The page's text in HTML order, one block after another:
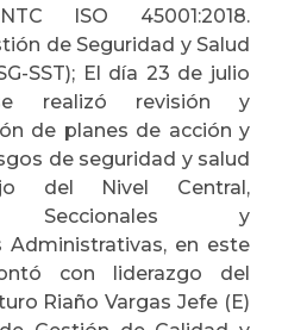
ISO 45001:2018.
de Seguridad y Salud
SST); El día 23 de julio
realizó revisión y
de planes de acción y
de seguridad y salud
del Nivel Central,
Seccionales y
Administrativas, en este
con liderazgo del
Riaño Vargas Jefe (E)